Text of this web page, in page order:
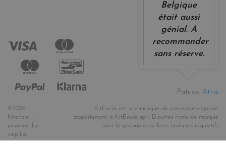
Belgique
était aussi
génial. A
recommander
sans réserve.
Patrice, Attre
©2026 -
Kitencre |
powered by
wepika
KitEncre est une marque de commerce déposée
appartenant à KitEncre sprl. D’autres noms de marque
sont la propriété de leurs titulaires respectifs